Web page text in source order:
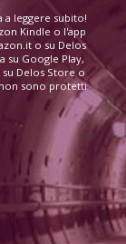
a leggere subito!
Kindle o l'app
o su Delos
su Google Play,
Delos Store o
sono protetti